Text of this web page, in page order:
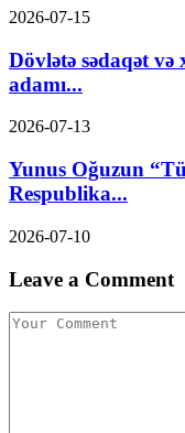
2026-07-15
Dövlətə sədaqət
adamı...
2026-07-13
Yunus Oğuzun
Respublika...
2026-07-10
Leave a Comment